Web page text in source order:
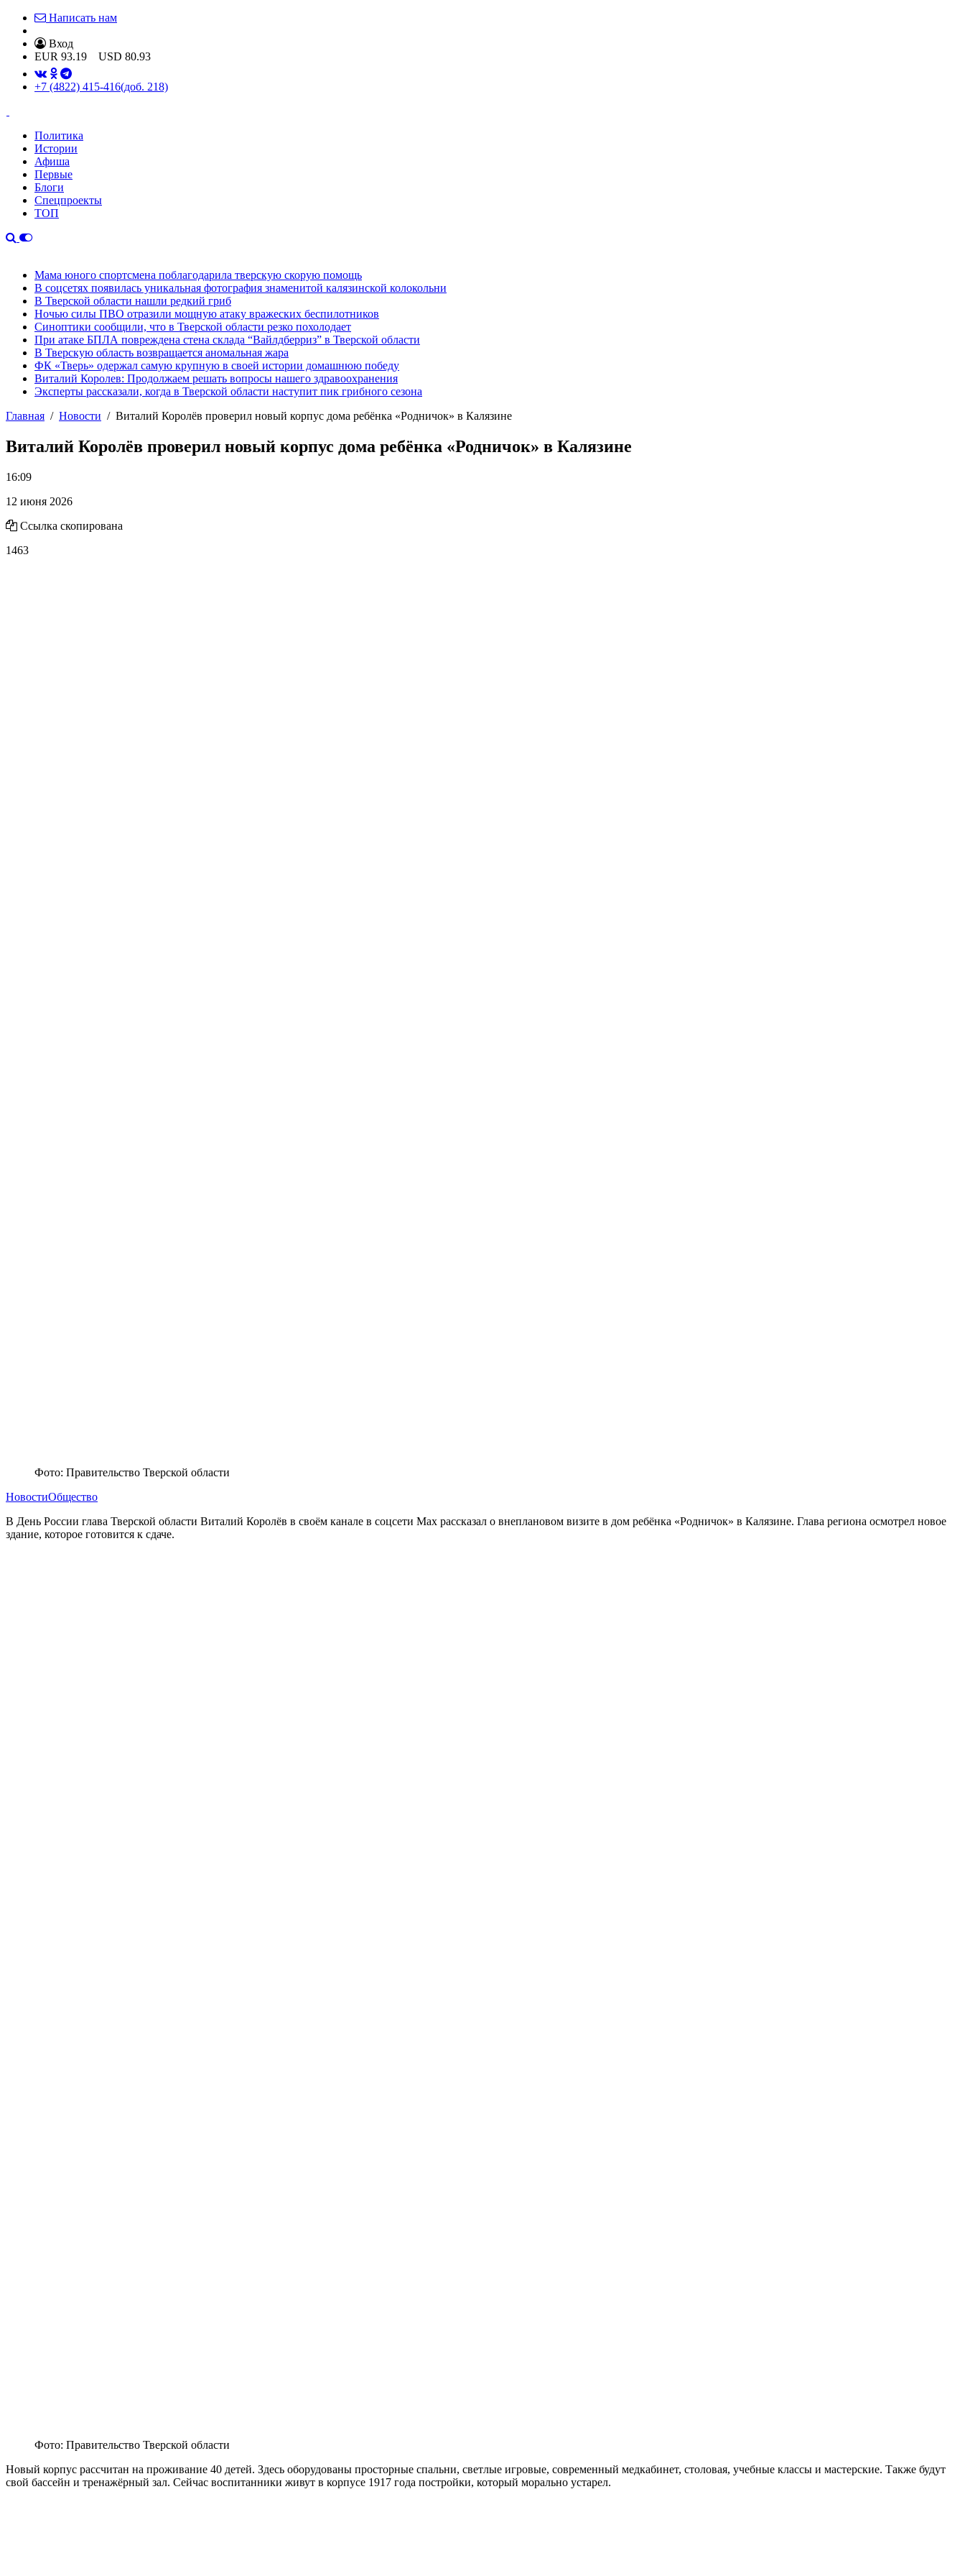
Написать нам
Вход
EUR 93.19 USD 80.93
+7 (4822) 415-416(доб. 218)
Политика
Истории
Афиша
Первые
Блоги
Спецпроекты
ТОП
Мама юного спортсмена поблагодарила тверскую скорую помощь
В соцсетях появилась уникальная фотография знаменитой калязинской колокольни
В Тверской области нашли редкий гриб
Ночью силы ПВО отразили мощную атаку вражеских беспилотников
Синоптики сообщили, что в Тверской области резко похолодает
При атаке БПЛА повреждена стена склада “Вайлдберриз” в Тверской области
В Тверскую область возвращается аномальная жара
ФК «Тверь» одержал самую крупную в своей истории домашнюю победу
Виталий Королев: Продолжаем решать вопросы нашего здравоохранения
Эксперты рассказали, когда в Тверской области наступит пик грибного сезона
Главная
Новости Виталий Королёв проверил новый корпус дома ребёнка «Родничок» в Калязине
Виталий Королёв проверил новый корпус дома ребёнка «Родничок» в Калязине
16:09
12 июня 2026
Ссылка скопирована
1463
Фото: Правительство Тверской области
НовостиОбщество
В День России глава Тверской области Виталий Королёв в своём канале в соцсети Max рассказал о внеплановом визите в дом ребёнка «Родничок» в Калязине. Глава региона осмотрел новое
здание, которое готовится к сдаче.
Фото: Правительство Тверской области
Новый корпус рассчитан на проживание 40 детей. Здесь оборудованы просторные спальни, светлые игровые, современный медкабинет, столовая, учебные классы и мастерские. Также будут
свой бассейн и тренажёрный зал. Сейчас воспитанники живут в корпусе 1917 года постройки, который морально устарел.